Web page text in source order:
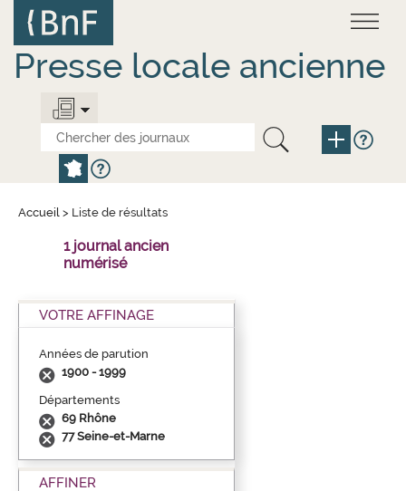
contenu
principal
Presse locale ancienne
Accueil > Liste de résultats
1 journal ancien
numérisé
VOTRE AFFINAGE
Années de parution
1900 - 1999
Départements
69 Rhône
77 Seine-et-Marne
AFFINER
Panneau de gestion des cookies